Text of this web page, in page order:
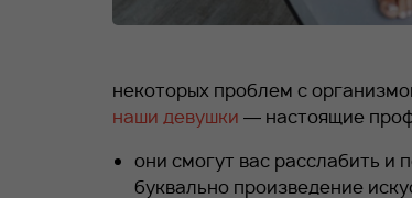
некоторых проблем с
наши девушки — настоящие
они смогут вас расслабить и
буквально произведение